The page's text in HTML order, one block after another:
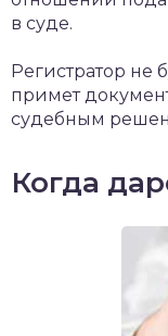
в суде.
Регистратор не
примет
судебным
Когда